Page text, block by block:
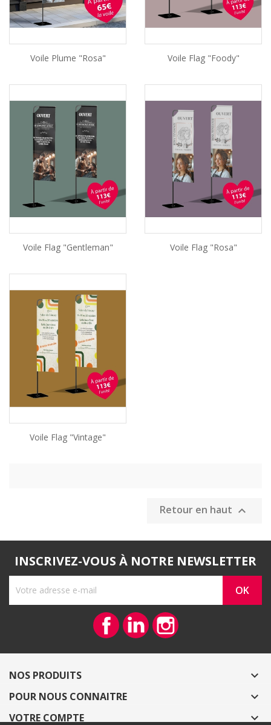
Voile Plume "Rosa" Voile Flag "foody"
Voile Flag "Gentleman" Voile Flag "Rosa"
Voile Flag "Vintage"
Retour en haut 
INSCRIVEZ-VOUS À NOTRE NEWSLETTER
FacebookVimeo
NOS PRODUITS 
POUR NOUS CONNAITRE 
VOTRE COMPTE 